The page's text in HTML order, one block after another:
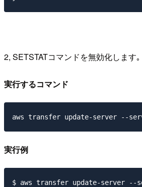
2, SETSTATコマンドを無効化します｡
実行するコマンド
実行例
$ aws transfer update-server --